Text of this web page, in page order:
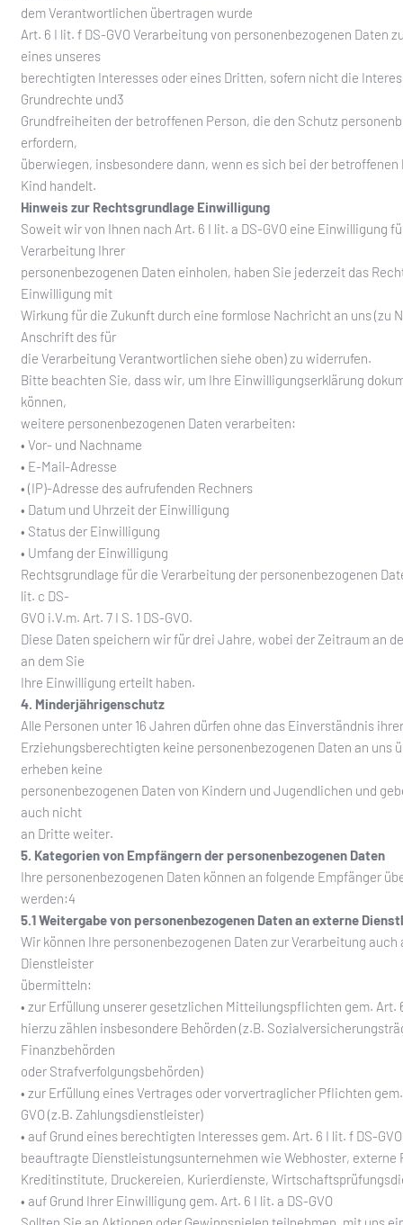
dem Verantwortlichen übertragen wurde
Art. 6 I lit. f DS-GVO Verarbeitung von personenbezogenen Daten
eines unseres
berechtigten Interesses oder eines Dritten, sofern nicht die
Grundrechte und3
Grundfreiheiten der betroffenen Person, die den Schutz
erfordern,
überwiegen, insbesondere dann, wenn es sich bei der betroffenen
Kind handelt.
Hinweis zur Rechtsgrundlage Einwilligung
Soweit wir von Ihnen nach Art. 6 I lit. a DS-GVO eine Einwilligung
Verarbeitung Ihrer
personenbezogenen Daten einholen, haben Sie jederzeit das
Einwilligung mit
Wirkung für die Zukunft durch eine formlose Nachricht an uns (zu
Anschrift des für
die Verarbeitung Verantwortlichen siehe oben) zu widerrufen.
Bitte beachten Sie, dass wir, um Ihre Einwilligungserklärung
können,
weitere personenbezogenen Daten verarbeiten:
• Vor- und Nachname
• E-Mail-Adresse
• (IP)-Adresse des aufrufenden Rechners
• Datum und Uhrzeit der Einwilligung
• Status der Einwilligung
• Umfang der Einwilligung
Rechtsgrundlage für die Verarbeitung der personenbezogenen
lit. c DS-
GVO i.V.m. Art. 7 I S. 1 DS-GVO.
Diese Daten speichern wir für drei Jahre, wobei der Zeitraum an
an dem Sie
Ihre Einwilligung erteilt haben.
4. Minderjährigenschutz
Alle Personen unter 16 Jahren dürfen ohne das Einverständnis
Erziehungsberechtigten keine personenbezogenen Daten an uns
erheben keine
personenbezogenen Daten von Kindern und Jugendlichen und
auch nicht
an Dritte weiter.
5. Kategorien von Empfängern der personenbezogenen Daten
Ihre personenbezogenen Daten können an folgende Empfänger
werden:4
5.1 Weitergabe von personenbezogenen Daten an externe
Wir können Ihre personenbezogenen Daten zur Verarbeitung auch
Dienstleister
übermitteln:
• zur Erfüllung unserer gesetzlichen Mitteilungspflichten gem. Art.
hierzu zählen insbesondere Behörden (z.B.
Finanzbehörden
oder Strafverfolgungsbehörden)
• zur Erfüllung eines Vertrages oder vorvertraglicher Pflichten
GVO (z.B. Zahlungsdienstleister)
• auf Grund eines berechtigten Interesses gem. Art. 6 I lit. f DS-
beauftragte Dienstleistungsunternehmen wie Webhoster, externe
Kreditinstitute, Druckereien, Kurierdienste,
• auf Grund Ihrer Einwilligung gem. Art. 6 I lit. a DS-GVO